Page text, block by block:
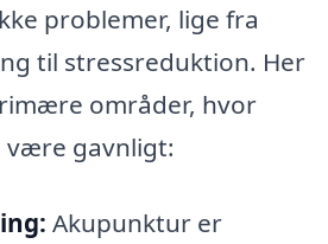
problemer, lige fra
til stressreduktion. Her
områder, hvor
være gavnligt:
Akupunktur er